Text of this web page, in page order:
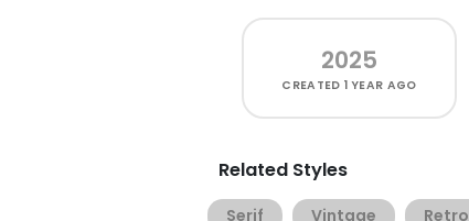
2025
CREATED 1 YEAR AGO
Related Styles
Serif Vintage Retro